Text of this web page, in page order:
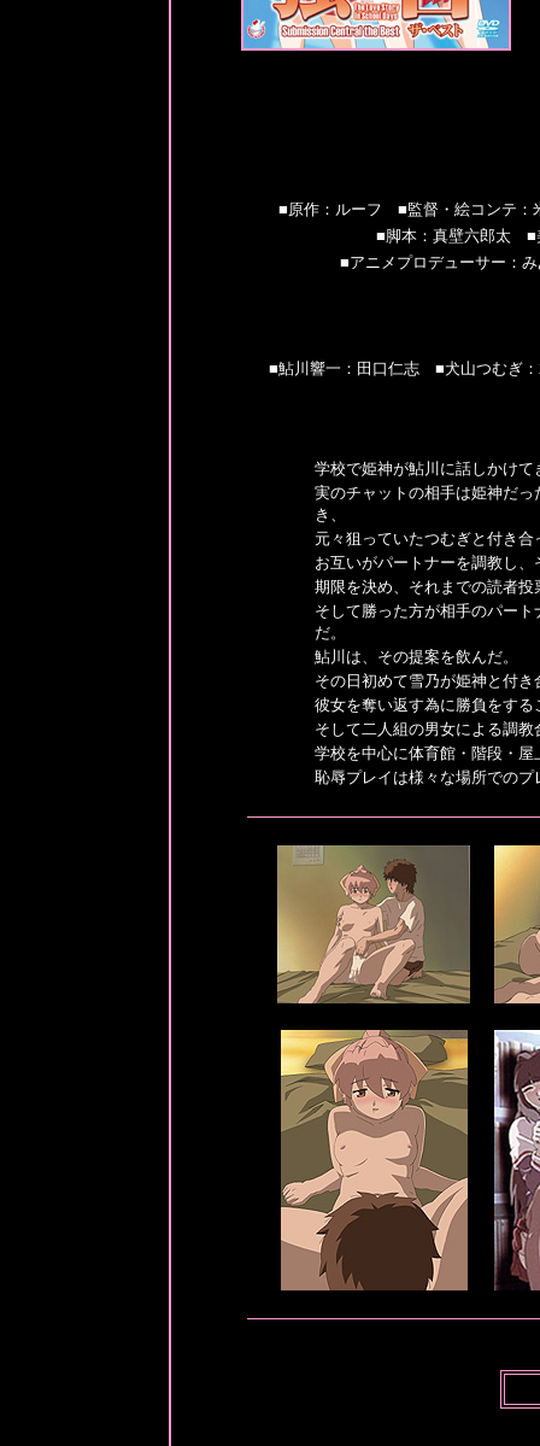
■原作：ルーフ ■監督・絵コンテ：
■脚本：真壁六郎太 ■
■アニメプロデューサー：
■鮎川響一：田口仁志 ■犬山つむぎ
学校で姫神が鮎川に話しかけ
実のチャットの相手は姫神だ
き、
元々狙っていたつむぎと付き
お互いがパートナーを調教し
期限を決め、それまでの読者
そして勝った方が相手のパー
だ。
鮎川は、その提案を飲んだ。
その日初めて雪乃が姫神と付
彼女を奪い返す為に勝負をす
そして二人組の男女による調教
学校を中心に体育館・階段・屋
恥辱プレイは様々な場所での